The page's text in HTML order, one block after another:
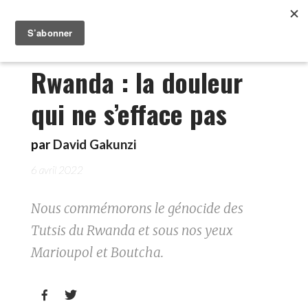
Rwanda : la douleur
qui ne s’efface pas
par David Gakunzi
6 avril 2022
Nous commémorons le génocide des
Tutsis du Rwanda et sous nos yeux
Marioupol et Boutcha.
 